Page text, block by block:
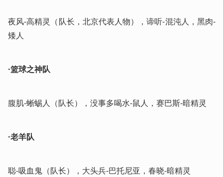
夜风-高精灵（队长，北京代表人物），谛听-混沌人，黑肉-
矮人
·篮球之神队
腹肌-蜥蜴人（队长），没事多喝水-鼠人，赛巴斯-暗精灵
·老羊队
聪-吸血鬼（队长），大头兵-巴托尼亚，春晓-暗精灵